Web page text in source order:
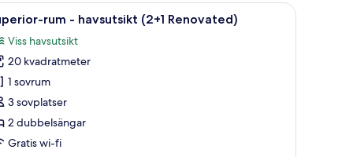
en lampa och utsikt över havet från en balkong.
Ett hotellrum med en säng, ett
2 rum - havsutsikt (2+1 Renovated)
Viss havsutsikt
20 kvadratmeter
1 sovrum
3 sovplatser
2 dubbelsängar
Gratis wi-fi